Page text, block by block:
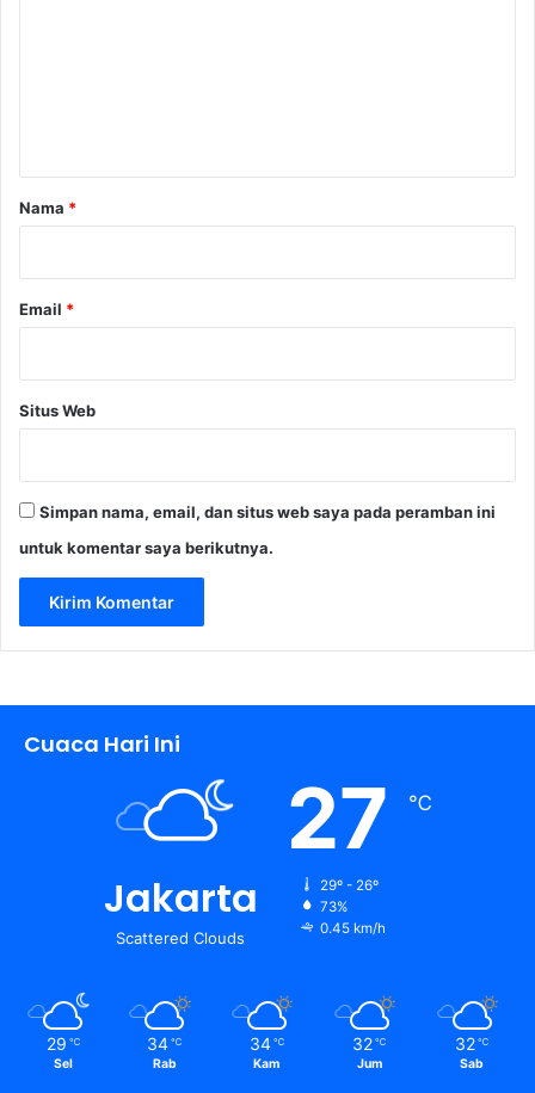
r
Nama *
Email *
Situs Web
Simpan nama, email, dan situs web saya pada peramban ini
untuk komentar saya berikutnya.
Cuaca Hari Ini
Jakarta
Scattered Clouds
27 ℃
29º - 26º
73%
0.45 km/h
29 ℃
Sel
34 ℃
Rab
34 ℃
Kam
32 ℃
Jum
32 ℃
Sab